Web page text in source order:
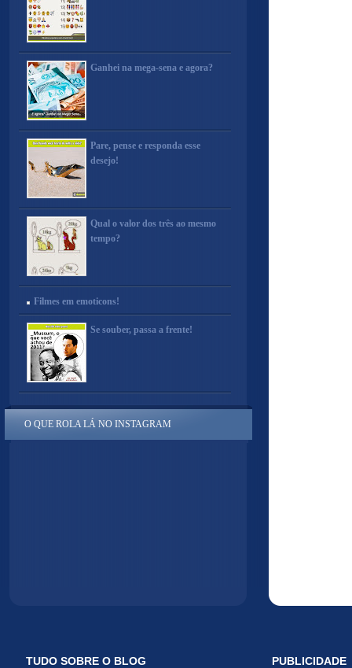
Ganhei na mega-sena e agora?
Pare, pense e responda esse
desejo!
Qual o valor dos três ao mesmo
tempo?
Filmes em emoticons!
Se souber, passa a frente!
O QUE ROLA LÁ NO INSTAGRAM
TUDO SOBRE O BLOG PUBLICIDADE